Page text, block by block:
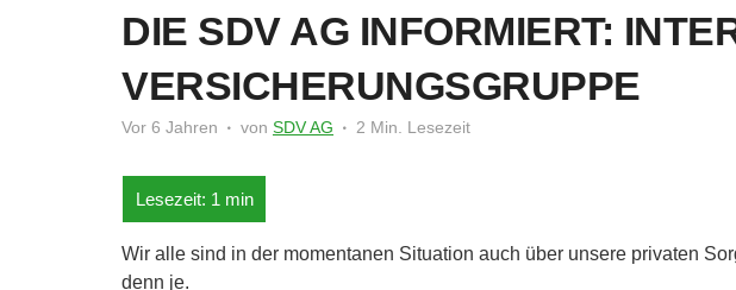
DIE SDV AG INFORMIERT:
VERSICHERUNGSGRUPPE
Vor 6 Jahren von SDV AG 2 Min. Lesezeit
Wir alle sind in der momentanen Situation auch über unsere privaten
denn je.